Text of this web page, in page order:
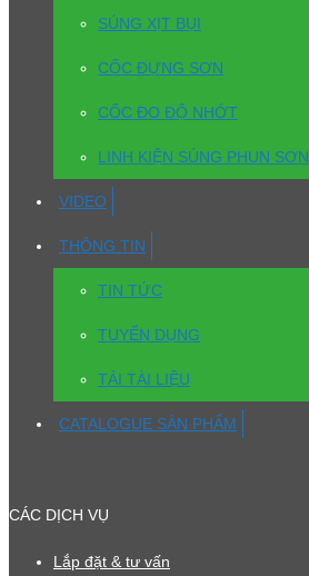
SÚNG XỊT BỤI
CỐC ĐỰNG SƠN
CỐC ĐO ĐỘ NHỚT
LINH KIỆN SÚNG PHUN SƠN
VIDEO
THÔNG TIN
TIN TỨC
TUYỂN DỤNG
TẢI TÀI LIỆU
CATALOGUE SẢN PHẨM
CÁC DỊCH VỤ
Lắp đặt & tư vấn